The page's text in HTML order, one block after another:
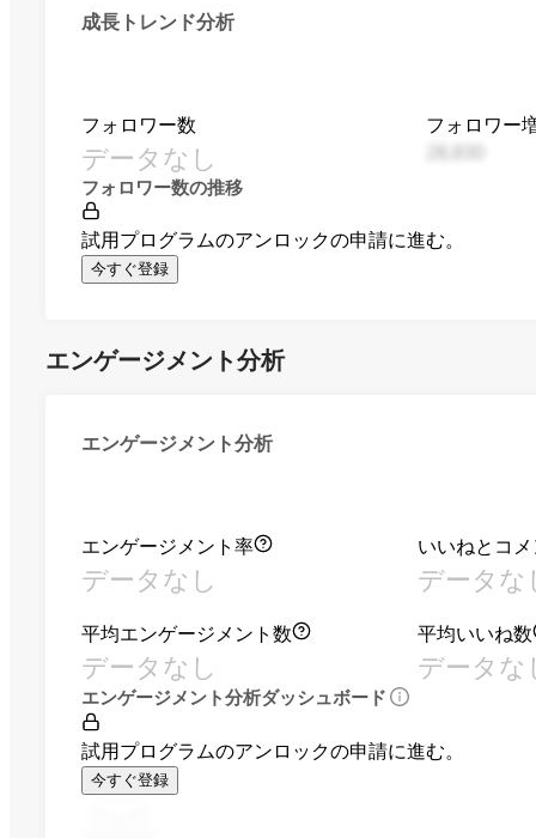
成長トレンド分析
フォロワー数
データなし
フォロワー
フォロワー数の推移
試用プログラムのアンロックの申請に進む。
今すぐ登録
エンゲージメント分析
エンゲージメント分析
エンゲージメント率
データなし
いいねとコ
データな
平均エンゲージメント数
データなし
平均いいね数
データな
エンゲージメント分析ダッシュボード
試用プログラムのアンロックの申請に進む。
今すぐ登録